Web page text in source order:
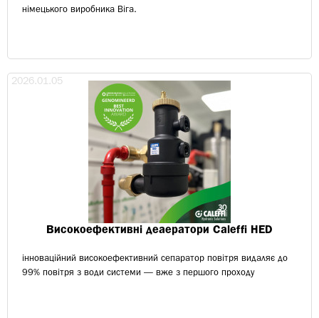
німецького виробника Віга.
2026.01.05
Високоефективні деаератори Caleffi HED
інноваційний високоефективний сепаратор повітря видаляє до
99% повітря з води системи — вже з першого проходу